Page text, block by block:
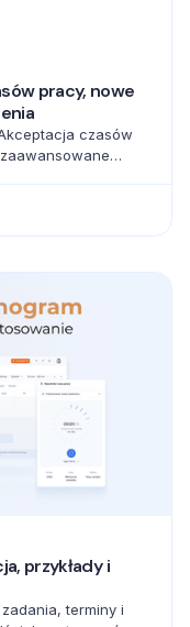
pracy, nowe
czasów
przykłady i
terminy i